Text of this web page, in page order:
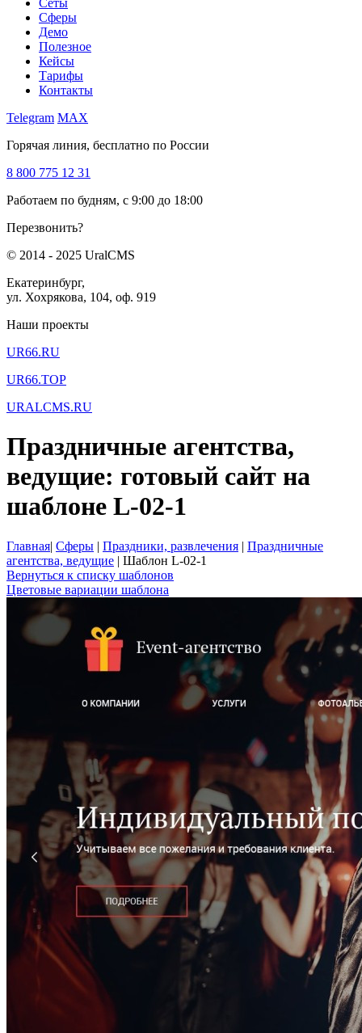
Сферы
Демо
Полезное
Кейсы
Тарифы
Контакты
Telegram MAX
Горячая линия, бесплатно по России
8 800 775 12 31
Работаем по будням, с 9:00 до 18:00
Перезвонить?
© 2014 - 2025 UralCMS
Екатеринбург,
ул. Хохрякова, 104, оф. 919
Наши проекты
UR66.RU
UR66.TOP
URALCMS.RU
Праздничные агентства,
ведущие: готовый сайт на
шаблоне L-02-1
Главная| Сферы | Праздники, развлечения | Праздничные
агентства, ведущие | Шаблон L-02-1
Вернуться к списку шаблонов
Цветовые вариации шаблона